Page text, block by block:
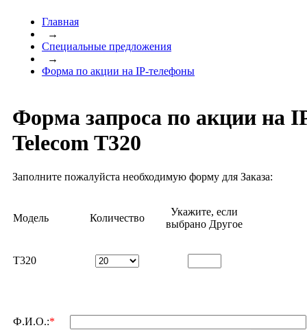
Главная
→
Специальные предложения
→
Форма по акции на IP-телефоны
Форма запроса по акции на
Telecom T320
Заполните пожалуйста необходимую форму для Заказа:
Модель Количество
Укажите, если
выбрано Другое
T320
Ф.И.О.:*